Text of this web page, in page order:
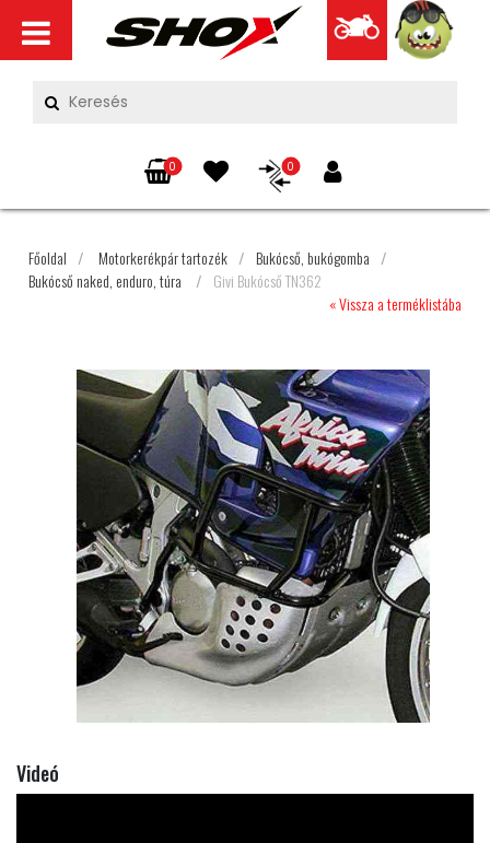
0 0
Főoldal / Motorkerékpár tartozék / Bukócső, bukógomba /
Bukócső naked, enduro, túra
/ Givi Bukócső TN362
« Vissza a terméklistába
Videó